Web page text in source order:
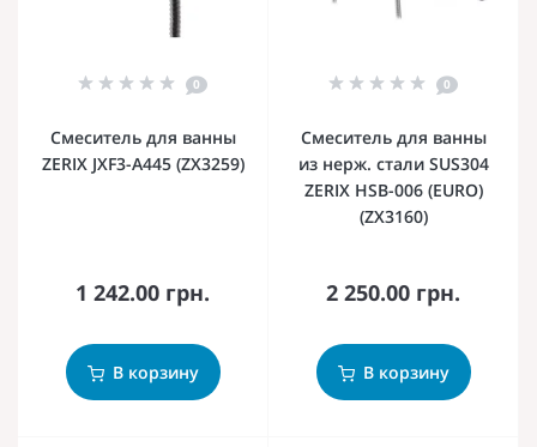
0
Смеситель для ванны
ZERIX JXF3-A445 (ZX3259)
1 242.00 грн.
В корзину
0
Смеситель для ванны
из нерж. стали SUS304
ZERIX HSB-006 (EURO)
(ZX3160)
2 250.00 грн.
В корзину